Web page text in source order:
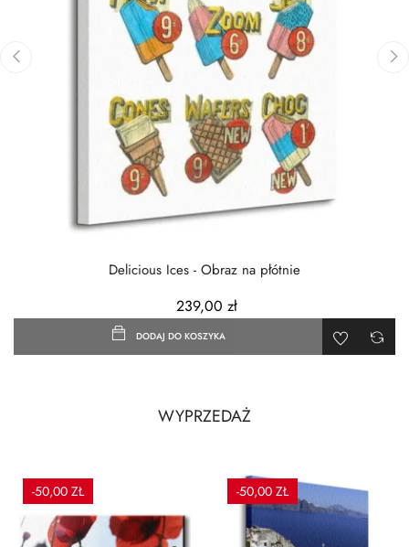
Delicious Ices - Obraz na płótnie
239,00 zł
DODAJ DO KOSZYKA
WYPRZEDAŻ
-50,00 ZŁ -50,00 ZŁ